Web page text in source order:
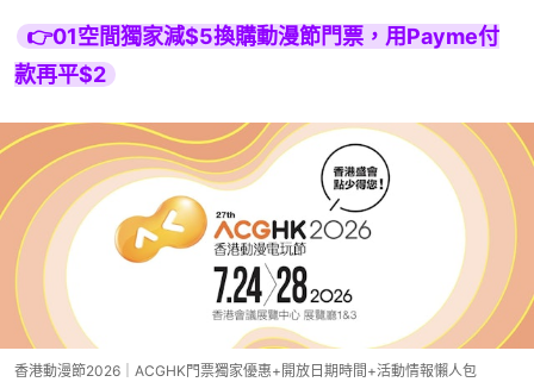
👉01空間獨家減$5換購動漫節門票，用Payme付
款再平$2
香港動漫節2026｜ACGHK門票獨家優惠+開放日期時間+活動情報懶人包